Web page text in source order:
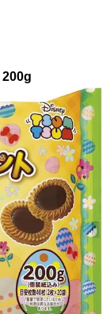
200g